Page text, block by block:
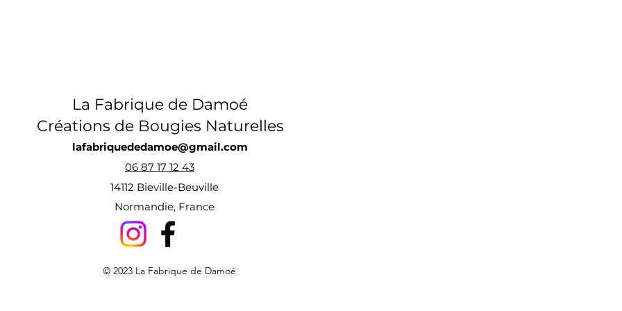
La Fabrique de Damoé
Créations de Bougies Naturelles
lafabriquededamoe@gmail.com
06 87 17 12 43
14112 Bieville-Beuville
Normandie, France
© 2023 La Fabrique de Damoé